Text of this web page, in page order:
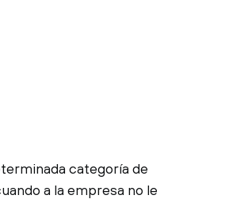
categoría de
a la empresa no le